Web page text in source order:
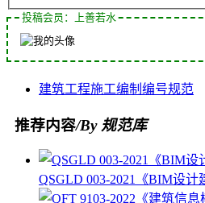
投稿会员：上善若水
建筑工程施工编制 编号规范
推荐内容/By 规范库
QSGLD 003-2021《BIM设